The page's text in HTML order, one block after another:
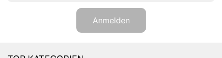
Anmelden